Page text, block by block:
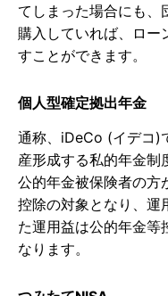
てしまった場合にも、
購入していれば、ロー
すことができます。
個人型確定拠出年金
通称、iDeCo (イデコ)
産形成する私的年金
公的年金被保険者の方
控除の対象となり、運
た運用益は公的年金等
なります。